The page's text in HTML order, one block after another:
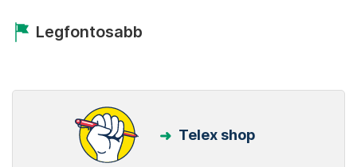
Legfontosabb
Telex shop